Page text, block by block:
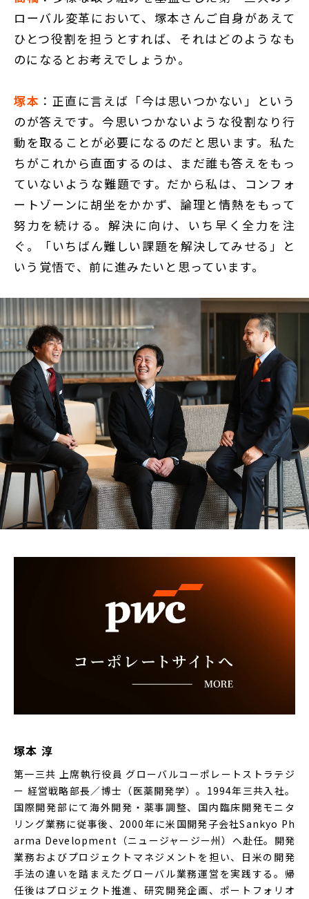
ローバル変革において、塚本さんご自身があえて
ひとつ役割を担うとすれば、それはどのようなも
のになるとお考えでしょうか。
塚本 ：正直に言えば「今は思いつかない」という
のが答えです。今思いつかないような役割なり行
動を取ることが必要になるのだと思います。私た
ちがこれから直面するのは、まだ誰も答えをもっ
ていないような難題です。だから私は、コンフォ
ートゾーンに胡坐をかかず、論理と情熱をもって
努力を続ける。解決に向け、いち早く全力を注
ぐ。「いちばん難しい課題を解決してみせる」と
いう覚悟で、前に進みたいと思っています。
塚本 淳
第一三共 上席執行役員 グローバルコーポレートストラテジ
ー 経営戦略部長／博士（医薬開発学）。1994年三共入社。
国際開発部にて海外開発・薬事調整、国内臨床開発モニタ
リング業務に従事後、2000年に米国開発子会社Sankyo Ph
arma Development（ニュージャージー州）へ赴任。開発
業務およびプロジェクトマネジメントを担い、日米の開発
手法の違いを踏まえたグローバル業務運営を実践する。帰
任後はプロジェクト推進、研究開発企画、ポートフォリオ